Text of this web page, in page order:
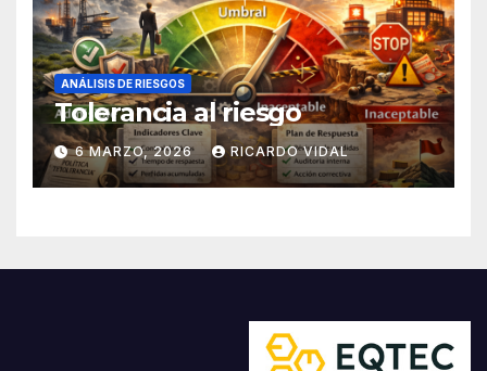
ANÁLISIS DE RIESGOS
Tolerancia al riesgo
6 MARZO, 2026 RICARDO VIDAL